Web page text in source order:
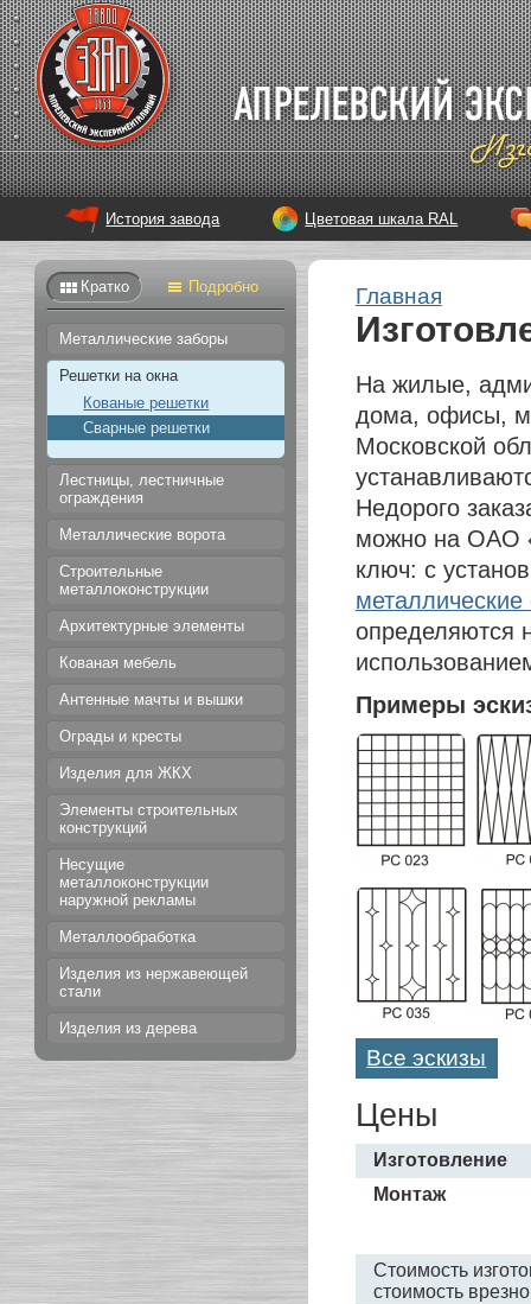
История завода Цветовая шкала RAL
Кратко Подробно
Металлические заборы
Решетки на окна
Кованые решетки
Сварные решетки
Лестницы, лестничные
ограждения
Металлические ворота
Строительные
металлоконструкции
Архитектурные элементы
Кованая мебель
Антенные мачты и вышки
Ограды и кресты
Изделия для ЖКХ
Элементы строительных
конструкций
Несущие
металлоконструкции
наружной рекламы
Металлообработка
Изделия из нержавеющей
стали
Изделия из дерева
Главная
На жилые,
дома, офисы,
Московской
Недорого
можно на ОАО
ключ: с
определяются
Примеры
Все эскизы
Цены
Изготовление
Монтаж
Стоимость
стоимость